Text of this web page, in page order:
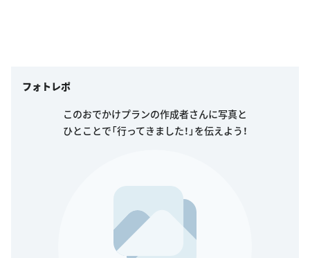
フォトレポ
このおでかけプランの作成者さんに写真と
ひとことで「行ってきました！」を伝えよう！